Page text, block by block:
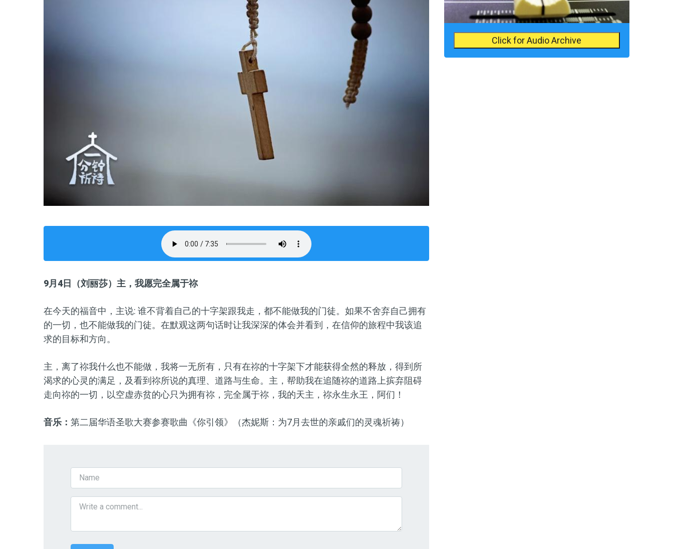
9月4日（刘丽莎）主，我愿完全属于祢
在今天的福音中，主说: 谁不背着自己的十字架跟我走，都不能做我的门徒。如果不舍弃自己拥有
的一切，也不能做我的门徒。在默观这两句话时让我深深的体会并看到，在信仰的旅程中我该追
求的目标和方向。
主，离了祢我什么也不能做，我将一无所有，只有在祢的十字架下才能获得全然的释放，得到所
渴求的心灵的满足，及看到祢所说的真理、道路与生命。主，帮助我在追随祢的道路上摈弃阻碍
走向祢的一切，以空虚赤贫的心只为拥有祢，完全属于祢，我的天主，祢永生永王，阿们！
音乐： 第二届华语圣歌大赛参赛歌曲《你引领》（杰妮斯：为7月去世的亲戚们的灵魂祈祷）
Click for Audio Archive